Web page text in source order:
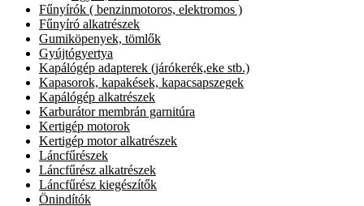
Fűnyírók ( benzinmotoros, elektromos )
Fűnyíró alkatrészek
Gumiköpenyek, tömlők
Gyújtógyertya
Kapálógép adapterek (járókerék,eke stb.)
Kapasorok, kapakések, kapacsapszegek
Kapálógép alkatrészek
Karburátor membrán garnitúra
Kertigép motorok
Kertigép motor alkatrészek
Láncfűrészek
Láncfűrész alkatrészek
Láncfűrész kiegészítők
Önindítók